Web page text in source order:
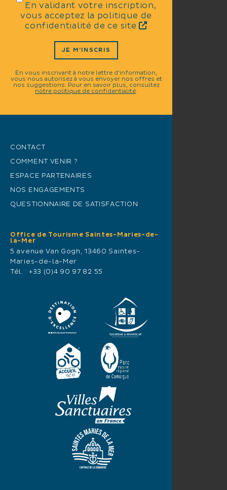
En validant votre inscription,
vous acceptez la politique de
confidentialité de ce site
JE M'INSCRIS
En vous inscrivant à notre lettre d'information,
vous nous autorisez à vous envoyer nos offres et
nos suggestions. Pour en savoir plus, consultez
notre politique de confidentialité.
CONTACT
COMMENT VENIR ?
ESPACE PARTENAIRES
NOS ENGAGEMENTS
QUESTIONNAIRE DE SATISFACTION
Office de Tourisme Saintes-Maries-de-
la-Mer
5 avenue Van Gogh, 13460 Saintes-
Maries-de-la-Mer
Tél. : +33 (0)4 90 97 82 55